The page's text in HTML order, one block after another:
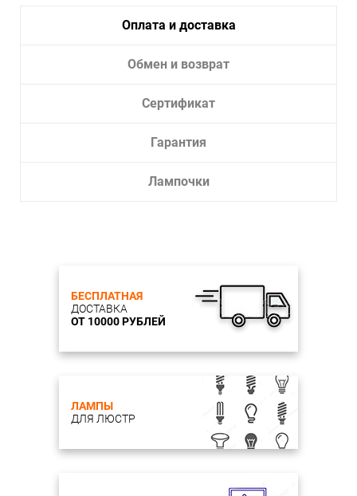
Оплата и доставка
Обмен и возврат
Сертификат
Гарантия
Лампочки
БЕСПЛАТНАЯ
ДОСТАВКА
ОТ 10000 РУБЛЕЙ
ЛАМПЫ
ДЛЯ ЛЮСТР